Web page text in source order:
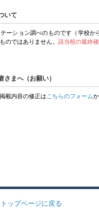
いて
ーション調べのものです（学校
のではありません。 該当校の最終
さまへ（お願い）
載内容の修正はこちらのフォーム
ップページに戻る